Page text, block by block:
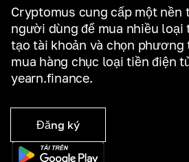
Cryptomus cung cấp một nền
người dùng để mua nhiều loại
tạo tài khoản và chọn phương
mua hàng chục loại tiền điện
yearn.finance.
Đăng ký